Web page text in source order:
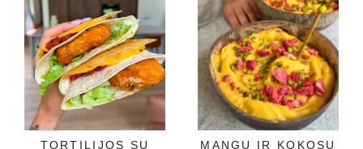
TORTILIJOS SU
MANGŲ IR KOKOSŲ